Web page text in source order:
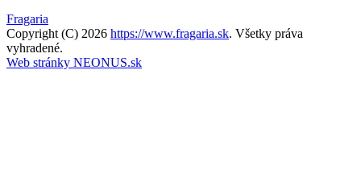
Fragaria
Copyright (C) 2026 https://www.fragaria.sk. Všetky práva
vyhradené.
Web stránky NEONUS.sk